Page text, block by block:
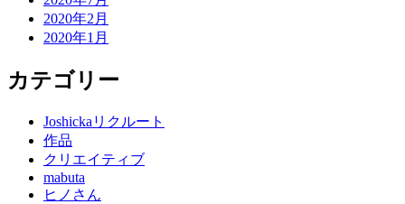
2020年2月
2020年1月
カテゴリー
Joshickaリクルート
作品
クリエイティブ
mabuta
ヒノさん